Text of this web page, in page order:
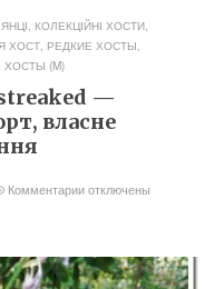
КОЛЕКЦІЙНІ ХОСТИ,
ХОСТ, РЕДКИЕ ХОСТЫ,
(M)
—
власне
Комментарииотключены